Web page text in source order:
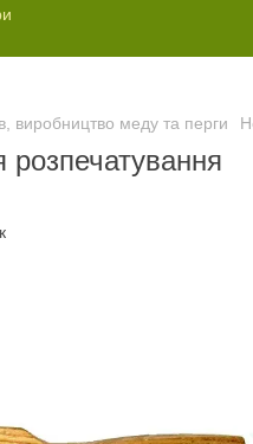
виробництво меду та перги
розпечатування